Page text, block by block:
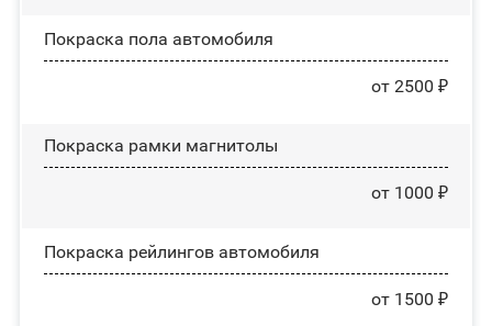
Покраска пола автомобиля
от 2500 ₽
Покраска рамки магнитолы
от 1000 ₽
Покраска рейлингов автомобиля
от 1500 ₽